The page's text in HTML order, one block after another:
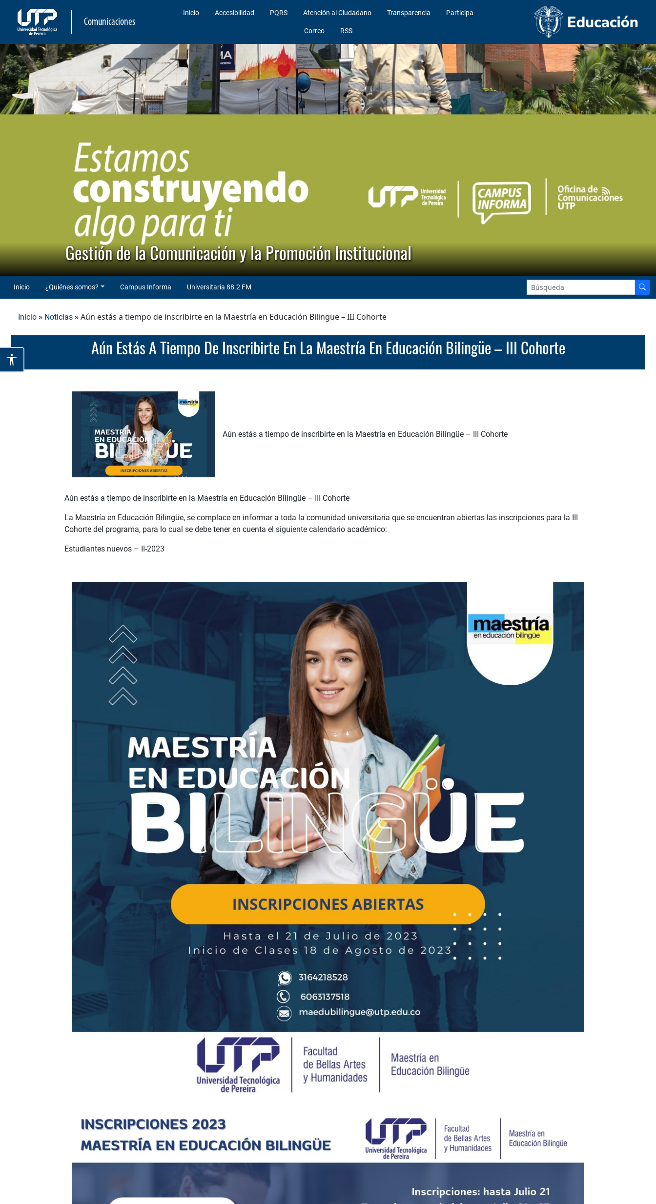
Comunicaciones
Inicio Accesibilidad PQRS Atención al Ciudadano Transparencia Participa
Correo RSS
Gestión de la Comunicación y la Promoción Institucional
Inicio ¿Quiénes somos? Campus Informa Universitaria 88.2 FM
Inicio » Noticias » Aún estás a tiempo de inscribirte en la Maestría en Educación Bilingüe – III Cohorte
Aún Estás A Tiempo De Inscribirte En La Maestría En Educación Bilingüe – III Cohorte
Aún estás a tiempo de inscribirte en la Maestría en Educación Bilingüe – III Cohorte
Aún estás a tiempo de inscribirte en la Maestría en Educación Bilingüe – III Cohorte
La Maestría en Educación Bilingüe, se complace en informar a toda la comunidad universitaria que se encuentran abiertas las inscripciones para la III
Cohorte del programa, para lo cual se debe tener en cuenta el siguiente calendario académico:
Estudiantes nuevos – II-2023